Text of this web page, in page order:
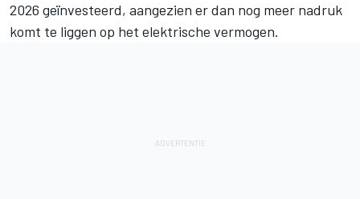
2026 geïnvesteerd, aangezien er dan nog meer nadruk
komt te liggen op het elektrische vermogen.